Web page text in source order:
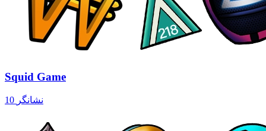
Squid Game
10 نشانگر